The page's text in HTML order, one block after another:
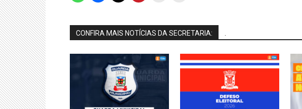
CONFIRA MAIS NOTÍCIAS DA SECRETARIA: